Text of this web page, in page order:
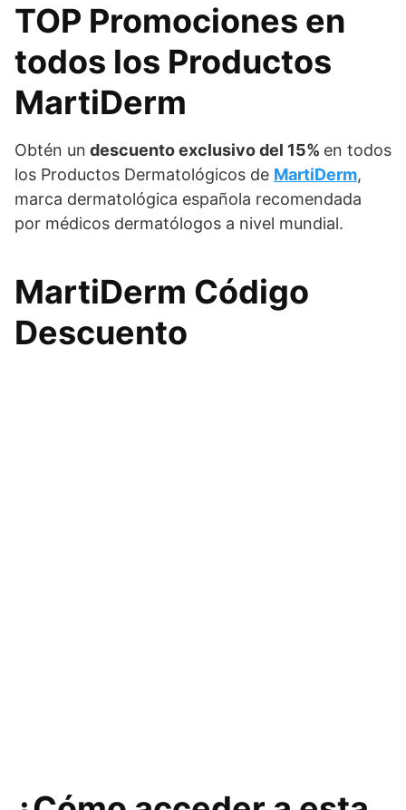
TOP Promociones en
todos los Productos
MartiDerm
Obtén un descuento exclusivo del 15% en todos
los Productos Dermatológicos de MartiDerm,
marca dermatológica española recomendada
por médicos dermatólogos a nivel mundial.
MartiDerm Código
Descuento